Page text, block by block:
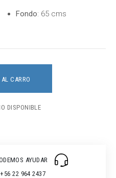
Fondo: 65 cms
CARRO
DISPONIBLE
AYUDAR
22 964 2437